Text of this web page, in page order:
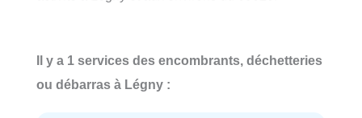
Il y a 1 services des encombrants, déchetteries
ou débarras à Légny :